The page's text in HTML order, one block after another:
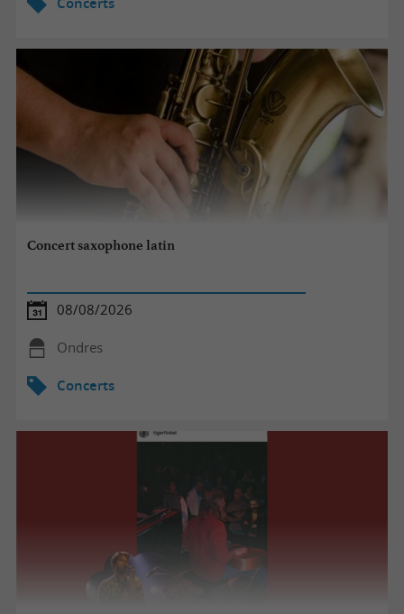
Concert saxophone latin
08/08/2026
Ondres
Concerts